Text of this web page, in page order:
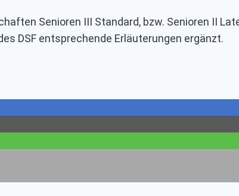
Senioren III Standard, bzw. Senioren II
DSF entsprechende Erläuterungen ergänzt.